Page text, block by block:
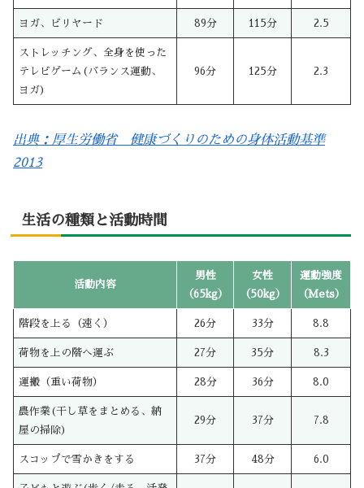
ヨガ、ビリヤード 89分 115分 2.5
ストレッチング、全身を使った
テレビゲーム(バランス運動、
ヨガ)
96分 125分 2.3
出典：厚生労働省 健康づくりのための身体活動基準
2013
生活の種類と活動時間
活動内容
男性
（65kg）
女性
（50kg）
運動強度
（Mets）
階段を上る（速く） 26分 33分 8.8
荷物を上の階へ運ぶ 27分 35分 8.3
運搬（重い荷物） 28分 36分 8.0
農作業(干し草をまとめる、納
屋の掃除)
29分 37分 7.8
スコップで雪かきをする 37分 48分 6.0